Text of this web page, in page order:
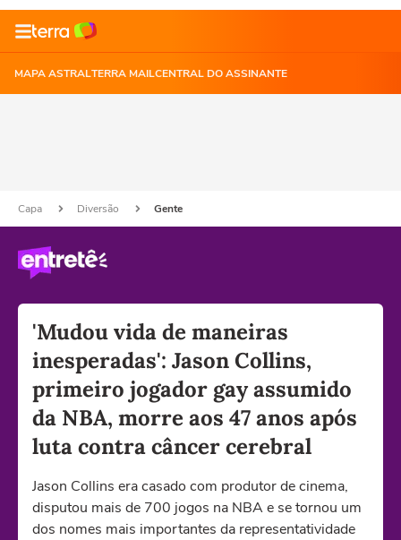
MAPA ASTRALTERRA MAILCENTRAL DO ASSINANTE
Capa Diversão Gente
'Mudou vida de maneiras
inesperadas': Jason Collins,
primeiro jogador gay assumido
da NBA, morre aos 47 anos após
luta contra câncer cerebral
Jason Collins era casado com produtor de cinema,
disputou mais de 700 jogos na NBA e se tornou um
dos nomes mais importantes da representatividade